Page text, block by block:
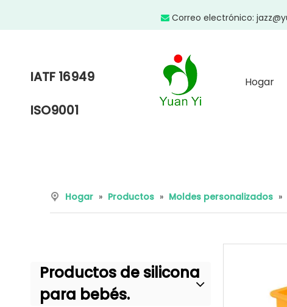
 Correo electrónico:
IATF 16949
ISO9001
Hogar
Hogar » Productos » Moldes personalizados »
Productos de silicona
para bebés.